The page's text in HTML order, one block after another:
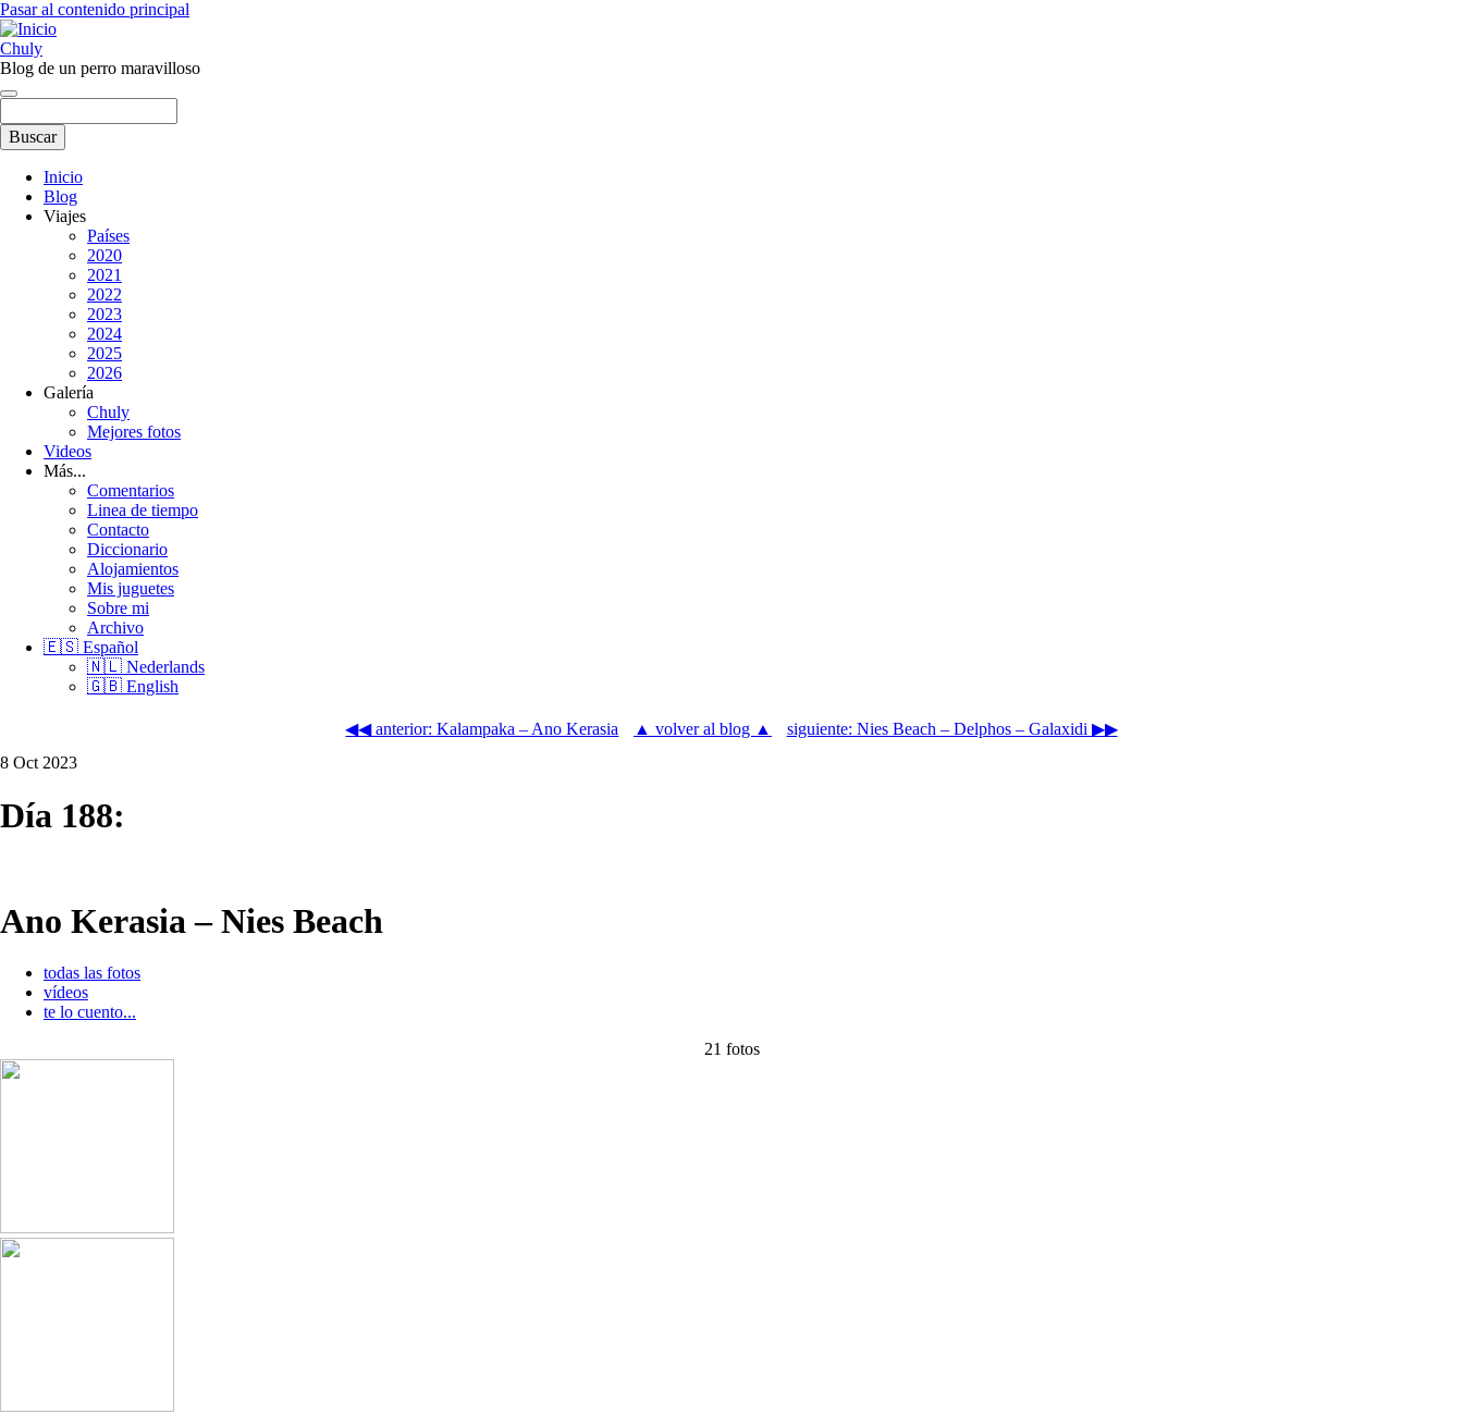
Pasar al contenido principal
Chuly
Blog de un perro maravilloso
Main
navigation
Inicio
Blog
Viajes
Países
2020
2021
2022
2023
2024
2025
2026
Galería
Chuly
Mejores fotos
Videos
Más...
Comentarios
Linea de tiempo
Contacto
Diccionario
Alojamientos
Mis juguetes
Sobre mi
Archivo
🇪🇸 Español
🇳🇱 Nederlands
🇬🇧 English
◀◀ anterior: Kalampaka – Ano Kerasia ▲ volver al blog ▲
siguiente: Nies Beach – Delphos – Galaxidi ▶▶
8 Oct 2023
Día 188:
Ano Kerasia – Nies Beach
todas las fotos
vídeos
te lo cuento...
21 fotos